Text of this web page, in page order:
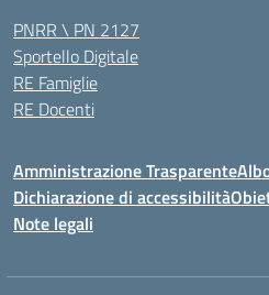
PNRR \ PN 2127
Sportello Digitale
RE Famiglie
RE Docenti
Amministrazione Trasparente
Dichiarazione di accessibilità
Note legali